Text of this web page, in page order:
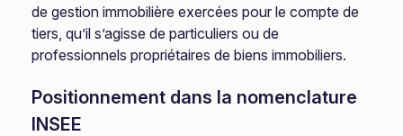
de gestion immobilière exercées pour le compte de
tiers, qu’il s’agisse de particuliers ou de
professionnels propriétaires de biens immobiliers.
Positionnement dans la nomenclature
INSEE